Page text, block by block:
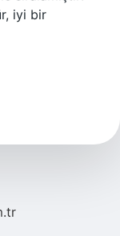
iyi bir